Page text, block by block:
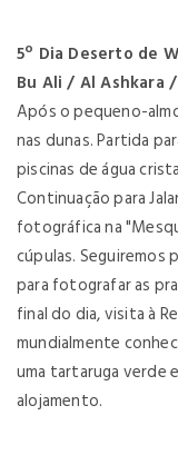
5º Dia Deserto de
Bu Ali / Al Ashkara
Após o pequeno-
nas dunas. Partida
piscinas de água
Continuação para
fotográfica na
cúpulas. Seguiremos
para fotografar as
final do dia, visita à
mundialmente
uma tartaruga verde
alojamento.